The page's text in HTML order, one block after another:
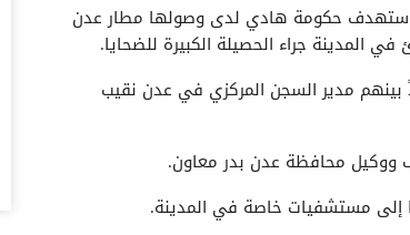
استهدف حكومة هادي لدى وصولها مطار عدن
جراء الحصيلة الكبيرة للضحايا.
إن حصيلة القتلى حتى اللحظة ارتفعت إلى 13 قتيلاً بينهم مدير السجن المركزي في عدن نقيب
إلى مستشفيات خاصة في المدينة.